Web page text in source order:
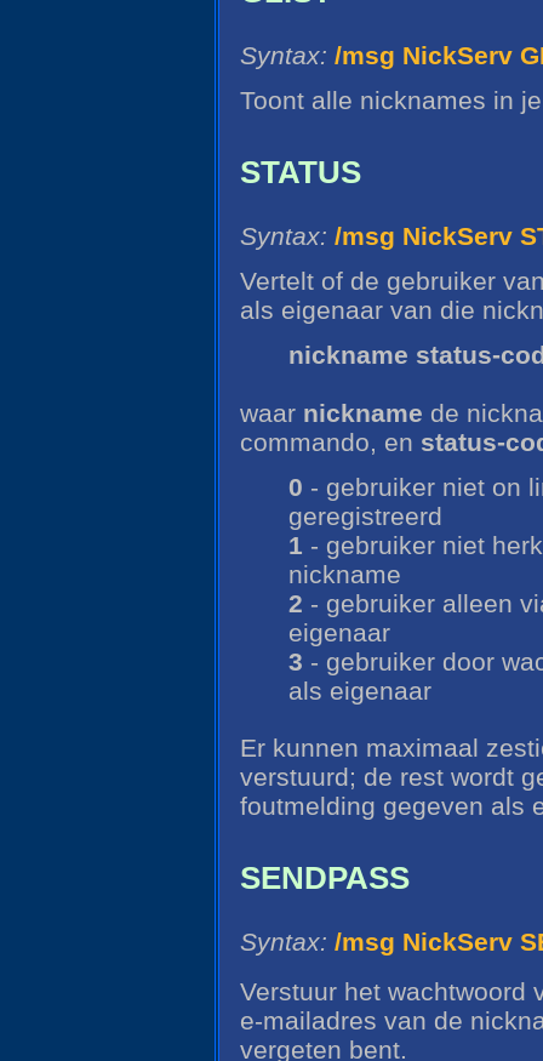
Syntax: /msg NickServ
Toont alle nicknames in
STATUS
Syntax: /msg NickServ
Vertelt of de gebruiker
als eigenaar van die
nickname status-
waar nickname de
commando, en status-
0 - gebruiker niet on
geregistreerd
1 - gebruiker niet
nickname
2 - gebruiker alleen
eigenaar
3 - gebruiker door
als eigenaar
Er kunnen maximaal
verstuurd; de rest wordt
foutmelding gegeven als
SENDPASS
Syntax: /msg NickServ
Verstuur het wachtwoord
e-mailadres van de
vergeten bent.